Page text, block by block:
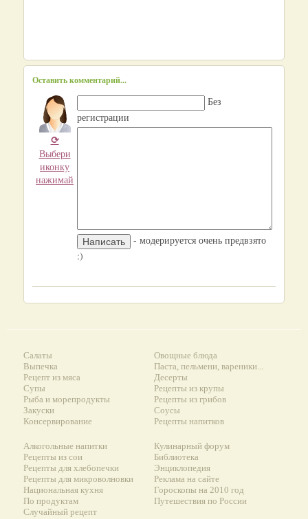
Оставить комментарий...
⟳
Выбери
иконку
нажимай
Без
регистрации
- модерируется очень предвзято
:)
Салаты
Выпечка
Рецепт из мяса
Супы
Рыба и морепродукты
Закуски
Консервирование
Овощные блюда
Паста, пельмени, вареники...
Десерты
Рецепты из крупы
Рецепты из грибов
Соусы
Рецепты напитков
Алкогольные напитки
Рецепты из сои
Рецепты для хлебопечки
Рецепты для микроволновки
Национальная кухня
По продуктам
Случайный рецепт
Кулинарный форум
Библиотека
Энциклопедия
Реклама на сайте
Гороскопы на 2010 год
Путешествия по России